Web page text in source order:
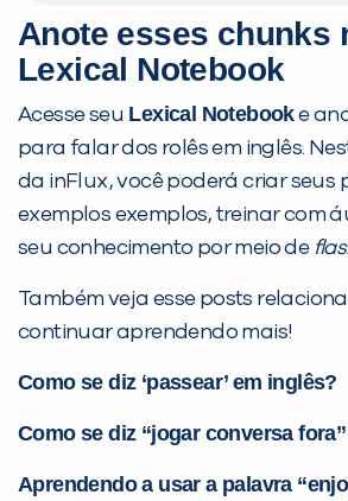
Anote esses chunks
Lexical Notebook
Acesse seu Lexical Notebooke
para falar dos rolês em inglês.
da inFlux, você poderá criar seus
exemplos exemplos, treinar com
seu conhecimento por meio de
Também veja esse posts
continuar aprendendo mais!
Como se diz ‘passear’ em inglês?
Como se diz “jogar conversa
Aprendendo a usar a palavra